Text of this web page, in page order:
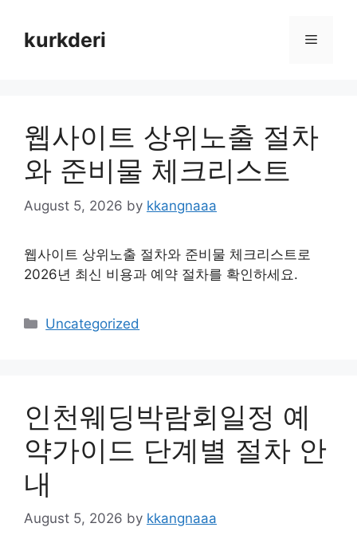
contentkurkderi Menu
웹사이트 상위노출 절차
와 준비물 체크리스트
August 5, 2026 by kkangnaaa
웹사이트 상위노출 절차와 준비물 체크리스트로
2026년 최신 비용과 예약 절차를 확인하세요.
Categories
Uncategorized
인천웨딩박람회일정 예
약가이드 단계별 절차 안
내
August 5, 2026 by kkangnaaa